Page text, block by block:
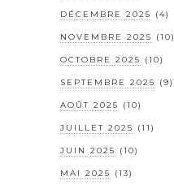
DÉCEMBRE 2025 (4)
NOVEMBRE 2025 (10)
OCTOBRE 2025 (10)
SEPTEMBRE 2025 (9)
AOÛT 2025 (10)
JUILLET 2025 (11)
JUIN 2025 (10)
MAI 2025 (13)